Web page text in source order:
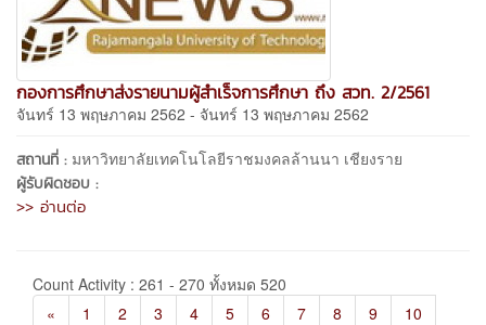
กองการศึกษาส่งรายนามผู้สำเร็จการศึกษา ถึง สวท. 2/2561
จันทร์ 13 พฤษภาคม 2562 - จันทร์ 13 พฤษภาคม 2562
สถานที่ : มหาวิทยาลัยเทคโนโลยีราชมงคลล้านนา เชียงราย
ผู้รับผิดชอบ :
>> อ่านต่อ
Count Activity : 261 - 270 ทั้งหมด 520
«
1 2 3 4 5 6 7 8 9
10